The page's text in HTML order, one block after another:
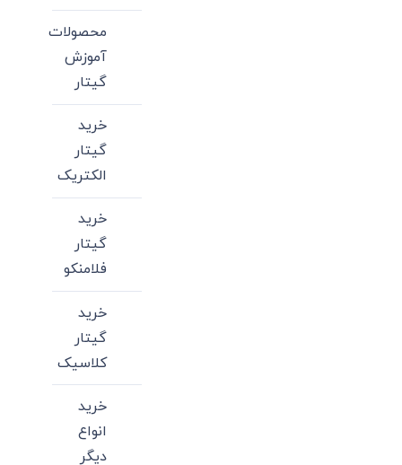
محصولات
آموزش
گیتار
خرید
گیتار
الکتریک
خرید
گیتار
فلامنکو
خرید
گیتار
کلاسیک
خرید
انواع
دیگر